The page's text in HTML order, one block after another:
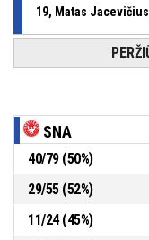
19, Matas Jacevičius
5, Neidas Ivanovas,
19, Matas Jacevičius
K4 00:03
SNA
40/79(50%)
29/55(52%)
11/24(45%)